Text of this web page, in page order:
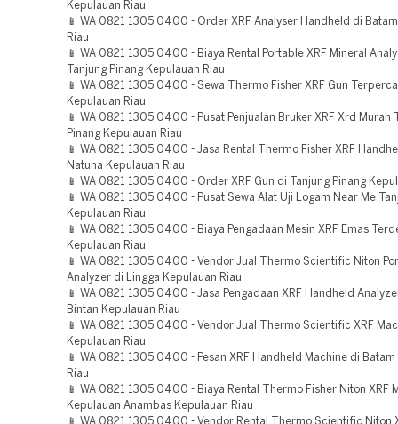
Kepulauan Riau
📱 WA 0821 1305 0400 - Order XRF Analyser Handheld di
Riau
📱 WA 0821 1305 0400 - Biaya Rental Portable XRF Mineral
Tanjung Pinang Kepulauan Riau
📱 WA 0821 1305 0400 - Sewa Thermo Fisher XRF Gun
Kepulauan Riau
📱 WA 0821 1305 0400 - Pusat Penjualan Bruker XRF Xrd Murah
Pinang Kepulauan Riau
📱 WA 0821 1305 0400 - Jasa Rental Thermo Fisher XRF
Natuna Kepulauan Riau
📱 WA 0821 1305 0400 - Order XRF Gun di Tanjung Pinang
📱 WA 0821 1305 0400 - Pusat Sewa Alat Uji Logam Near Me
Kepulauan Riau
📱 WA 0821 1305 0400 - Biaya Pengadaan Mesin XRF Emas
Kepulauan Riau
📱 WA 0821 1305 0400 - Vendor Jual Thermo Scientific Niton
Analyzer di Lingga Kepulauan Riau
📱 WA 0821 1305 0400 - Jasa Pengadaan XRF Handheld
Bintan Kepulauan Riau
📱 WA 0821 1305 0400 - Vendor Jual Thermo Scientific XRF
Kepulauan Riau
📱 WA 0821 1305 0400 - Pesan XRF Handheld Machine di
Riau
📱 WA 0821 1305 0400 - Biaya Rental Thermo Fisher Niton XRF
Kepulauan Anambas Kepulauan Riau
📱 WA 0821 1305 0400 - Vendor Rental Thermo Scientific Niton